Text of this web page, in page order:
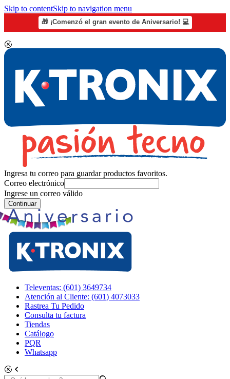
Skip to contentSkip to navigation menu
🎁 ¡Comenzó el gran evento de Aniversario! 💻
Ingresa tu correo para guardar productos favoritos.
Correo electrónico
Ingrese un correo válido
Continuar
Televentas: (601) 3649734
Atención al Cliente: (601) 4073033
Rastrea Tu Pedido
Consulta tu factura
Tiendas
Catálogo
PQR
Whatsapp